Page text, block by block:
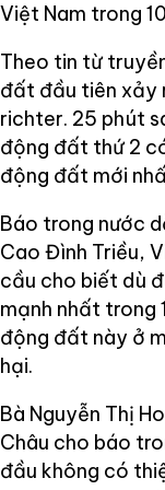
Việt Nam trong
Theo tin từ
đất đầu tiên xảy
richter. 25 phút
động đất thứ 2
động đất mới
Báo trong nước
Cao Đình Triều,
cầu cho biết dù
mạnh nhất trong
động đất này ở
hại.
Bà Nguyễn Thị
Châu cho báo
đầu không có